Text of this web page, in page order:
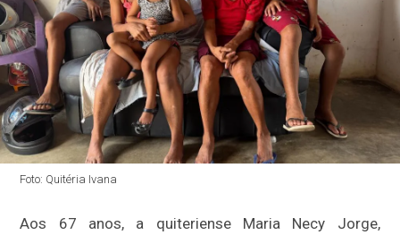
Foto: Quitéria Ivana
Aos 67 anos, a quiteriense Maria Necy Jorge,